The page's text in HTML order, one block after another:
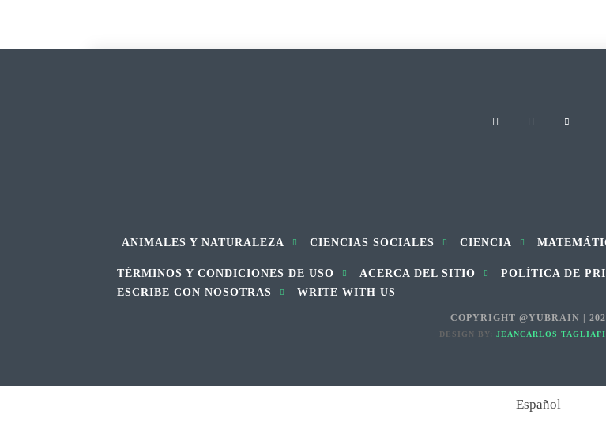
ANIMALES Y NATURALEZA CIENCIAS SOCIALES CIENCIA
TÉRMINOS Y CONDICIONES DE USO ACERCA DEL SITIO POLÍTICA DE
ESCRIBE CON NOSOTRAS
WRITE WITH US
COPYRIGHT @YUBRAIN |
DESIGN BY: JEANCARLOS
Español